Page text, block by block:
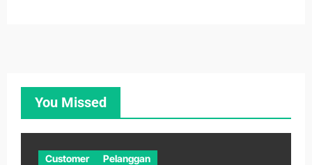
You Missed
Customer Pelanggan